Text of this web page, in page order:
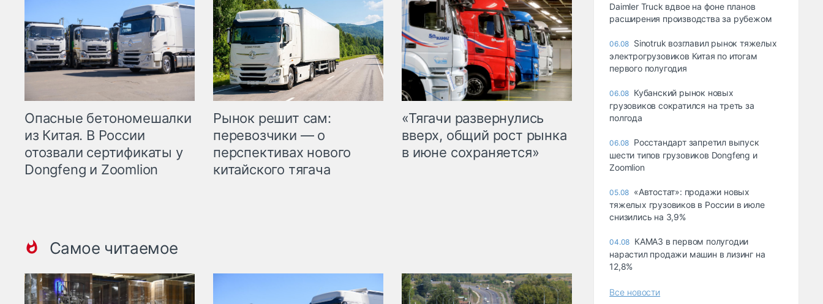
Опасные бетономешалки
из Китая. В России
отозвали сертификаты у
Dongfeng и Zoomlion
Рынок решит сам:
перевозчики — о
перспективах нового
китайского тягача
«Тягачи развернулись
вверх, общий рост рынка
в июне сохраняется»
Самое читаемое
Daimler Truck вдвое на фоне планов
расширения производства за рубежом
06.08 Sinotruk возглавил рынок тяжелых
электрогрузовиков Китая по итогам
первого полугодия
06.08 Кубанский рынок новых
грузовиков сократился на треть за
полгода
06.08 Росстандарт запретил выпуск
шести типов грузовиков Dongfeng и
Zoomlion
05.08 «Автостат»: продажи новых
тяжелых грузовиков в России в июле
снизились на 3,9%
04.08 КАМАЗ в первом полугодии
нарастил продажи машин в лизинг на
12,8%
Все новости